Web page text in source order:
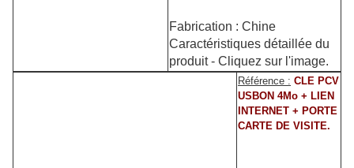
Fabrication : Chine
Caractéristiques détaillée du
produit - Cliquez sur l'image.
Référence : CLE PCV
USBON 4Mo + LIEN
INTERNET + PORTE
CARTE DE VISITE.